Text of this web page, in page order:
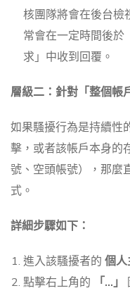
核團隊將會在後台檢
常會在一定時間後
求」中收到回覆。
層級二：針對「整個帳
如果騷擾行為是持續性
擊，或者該帳戶本身的
號、空頭帳號），那麼
式。
詳細步驟如下：
進入該騷擾者的 個
點擊右上角的
「…」